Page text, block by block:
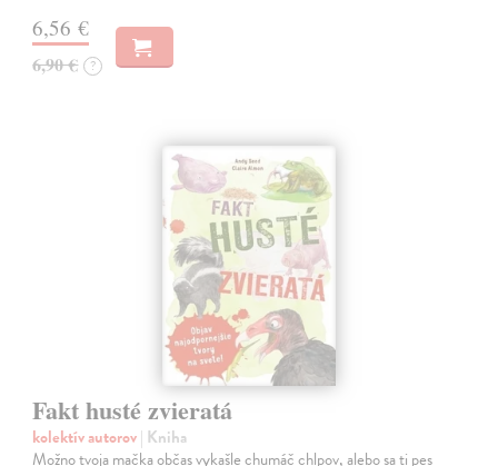
6,56 €
6,90 € ?
Fakt husté zvieratá
kolektív autorov| Kniha
Možno tvoja mačka občas vykašle chumáč chlpov, alebo sa ti pes